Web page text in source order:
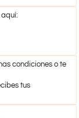
condiciones o te
tus